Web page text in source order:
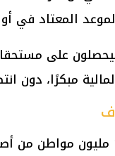
على
مبكرًا، دون
يشمل قرار الصرف المبكر نحو 11.5